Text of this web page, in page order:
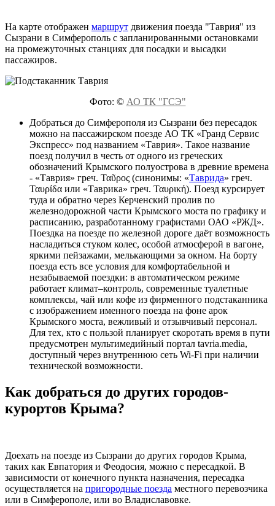
На карте отображен маршрут движения поезда "Таврия" из
Сызрани в Симферополь с запланированными остановками
на промежуточных станциях для посадки и высадки
пассажиров.
Фото: © АО ТК "ГСЭ"
Добраться до Симферополя из Сызрани без пересадок
можно на пассажирском поезде АО ТК «Гранд Сервис
Экспресс» под названием «Таврия». Такое название
поезд получил в честь от одного из греческих
обозначений Крымского полуострова в древние времена
- «Таврия» греч. Ταῦρος (синонимы: «Таврида» греч.
Ταυρίδα или «Таврика» греч. Ταυρική). Поезд курсирует
туда и обратно через Керченский пролив по
железнодорожной части Крымского моста по графику и
расписанию, разработанному графистами ОАО «РЖД».
Поездка на поезде по железной дороге даёт возможность
насладиться стуком колес, особой атмосферой в вагоне,
яркими пейзажами, мелькающими за окном. На борту
поезда есть все условия для комфортабельной и
незабываемой поездки: в автоматическом режиме
работает климат–контроль, современные туалетные
комплексы, чай или кофе из фирменного подстаканника
с изображением именного поезда на фоне арок
Крымского моста, вежливый и отзывчивый персонал.
Для тех, кто с пользой планирует скоротать время в пути
предусмотрен мультимедийный портал tavria.media,
доступный через внутреннюю сеть Wi-Fi при наличии
технической возможности.
Как добраться до других городов-
курортов Крыма?
Доехать на поезде из Сызрани до других городов Крыма,
таких как Евпатория и Феодосия, можно с пересадкой. В
зависимости от конечного пункта назначения, пересадка
осуществляется на пригородные поезда местного перевозчика
или в Симферополе, или во Владиславовке.